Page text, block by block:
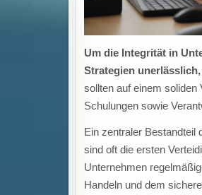
Um die Integrität in
Strategien
sollten auf einem soliden
Schulungen sowie
Ein zentraler Bestandteil
sind oft die ersten
Unternehmen
Handeln und dem